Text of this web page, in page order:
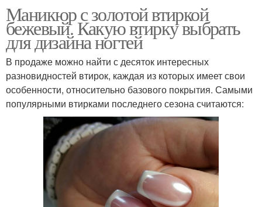
Маникюр с золотой втиркой
бежевый. Какую втирку выбрать
для дизайна ногтей
В продаже можно найти с десяток интересных
разновидностей втирок, каждая из которых имеет свои
особенности, относительно базового покрытия. Самыми
популярными втирками последнего сезона считаются: